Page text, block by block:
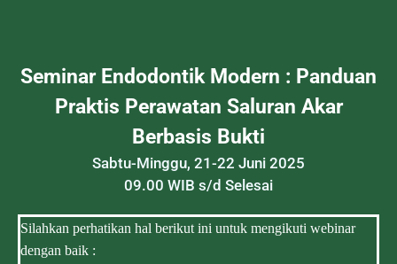
Seminar Endodontik Modern : Panduan
Praktis Perawatan Saluran Akar
Berbasis Bukti
Sabtu-Minggu, 21-22 Juni 2025
09.00 WIB s/d Selesai
Silahkan perhatikan hal berikut ini untuk mengikuti webinar
dengan baik :